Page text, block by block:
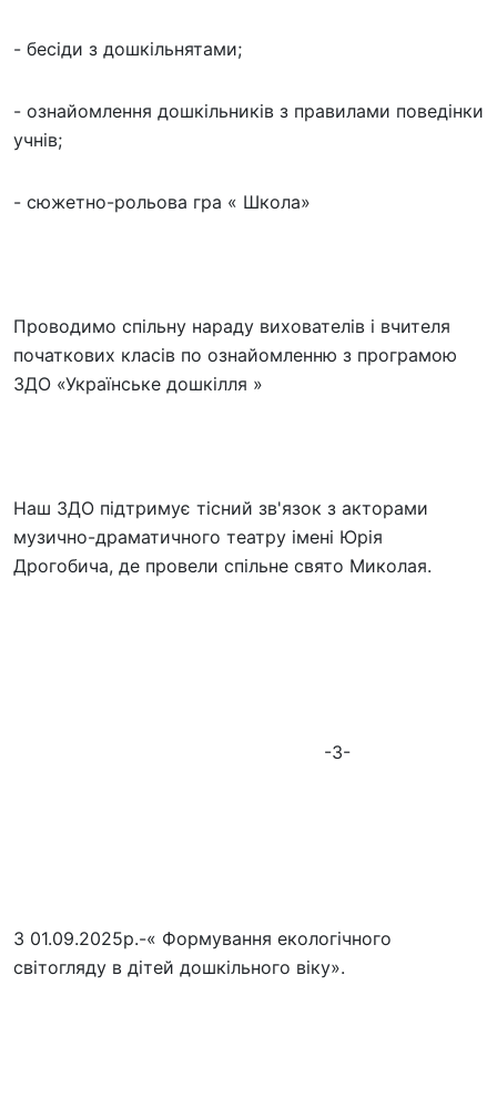
- бесіди з дошкільнятами;
- ознайомлення дошкільників з правилами поведінки
учнів;
- сюжетно-рольова гра « Школа»
Проводимо спільну нараду вихователів і вчителя
початкових класів по ознайомленню з програмою
ЗДО «Українське дошкілля »
Наш ЗДО підтримує тісний зв'язок з акторами
музично-драматичного театру імені Юрія
Дрогобича, де провели спільне свято Миколая.
-3-
З 01.09.2025р.-« Формування екологічного
світогляду в дітей дошкільного віку».